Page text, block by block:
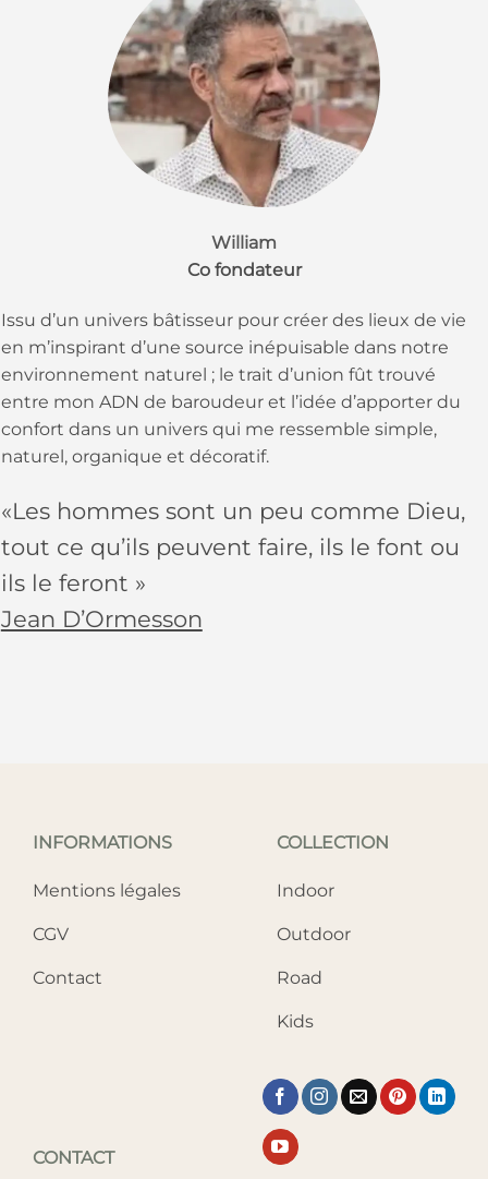
William
Co fondateur
Issu d’un univers bâtisseur pour créer des lieux de vie
en m’inspirant d’une source inépuisable dans notre
environnement naturel ; le trait d’union fût trouvé
entre mon ADN de baroudeur et l’idée d’apporter du
confort dans un univers qui me ressemble simple,
naturel, organique et décoratif.
«Les hommes sont un peu comme Dieu,
tout ce qu’ils peuvent faire, ils le font ou
ils le feront »
Jean D’Ormesson
INFORMATIONS
Mentions légales
CGV
Contact
COLLECTION
Indoor
Outdoor
Road
Kids
CONTACT